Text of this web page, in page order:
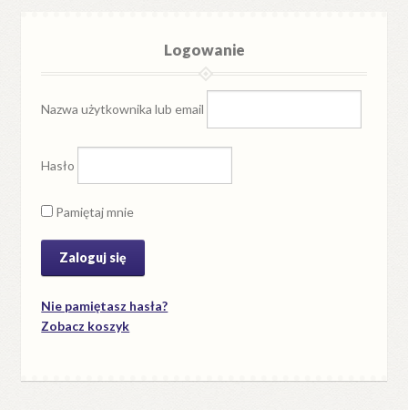
Logowanie
Nazwa użytkownika lub email
Hasło
Pamiętaj mnie
Nie pamiętasz hasła?
Zobacz koszyk